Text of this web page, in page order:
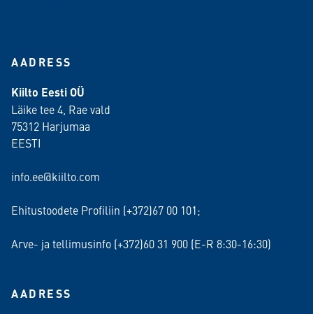
AADRESS
Kiilto Eesti OÜ
Läike tee 4, Rae vald
75312 Harjumaa
EESTI
info.ee@kiilto.com
Ehitustoodete Profiliin (+372)67 00 101;
Arve- ja tellimusinfo (+372)60 31 900 (E-R 8:30-16:30)
AADRESS